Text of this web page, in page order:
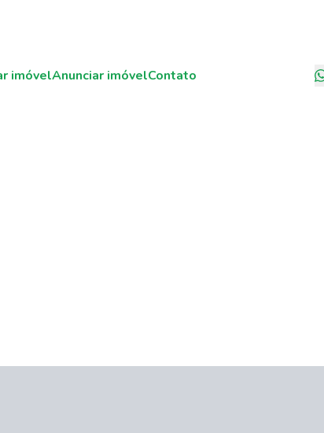
imóvelAnunciar imóvelContato